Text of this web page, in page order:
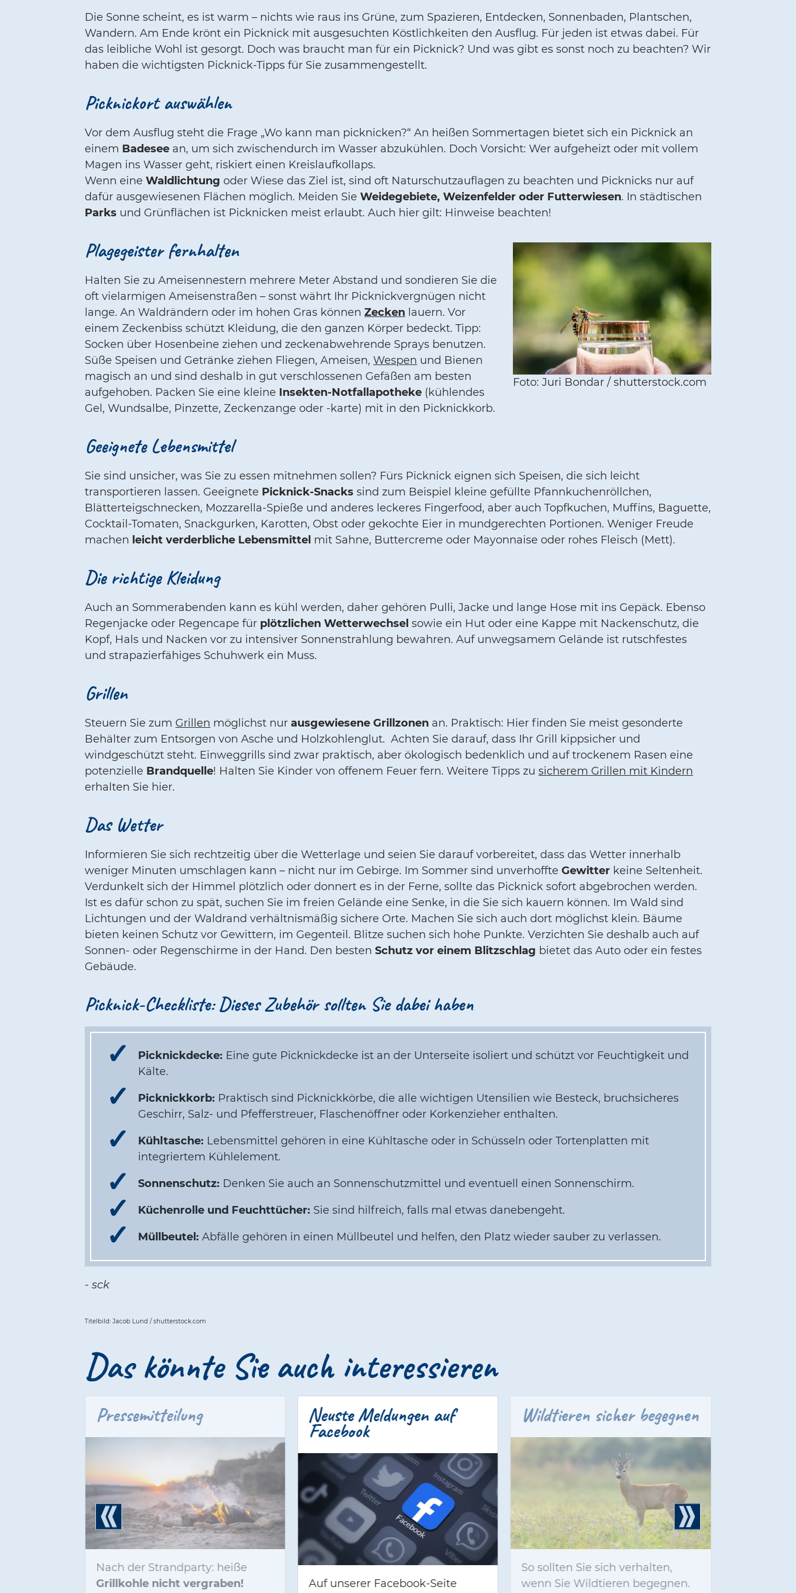
Die Sonne scheint, es ist warm – nichts wie raus ins Grüne, zum Spazieren, Entdecken, Sonnenbaden, Plantschen,
Wandern. Am Ende krönt ein Picknick mit ausgesuchten Köstlichkeiten den Ausflug. Für jeden ist etwas dabei. Für
das leibliche Wohl ist gesorgt. Doch was braucht man für ein Picknick? Und was gibt es sonst noch zu beachten? Wir
haben die wichtigsten Picknick-Tipps für Sie zusammengestellt.
Picknickort auswählen
Vor dem Ausflug steht die Frage „Wo kann man picknicken?“ An heißen Sommertagen bietet sich ein Picknick an
einem Badesee an, um sich zwischendurch im Wasser abzukühlen. Doch Vorsicht: Wer aufgeheizt oder mit vollem
Magen ins Wasser geht, riskiert einen Kreislaufkollaps.
Wenn eineWaldlichtungoder Wiese das Ziel ist, sind oft Naturschutzauflagen zu beachten und Picknicks nur auf
dafür ausgewiesenen Flächen möglich. Meiden Sie Weidegebiete, Weizenfelder oder Futterwiesen. In städtischen
Parks und Grünflächen ist Picknicken meist erlaubt. Auch hier gilt: Hinweise beachten!
Plagegeister fernhalten
Halten Sie zu Ameisennestern mehrere Meter Abstand und sondieren Sie die
oft vielarmigen Ameisenstraßen – sonst währt Ihr Picknickvergnügen nicht
lange. An Waldrändern oder im hohen Gras könnenZecken lauern. Vor
einem Zeckenbiss schützt Kleidung, die den ganzen Körper bedeckt. Tipp:
Socken über Hosenbeine ziehen und zeckenabwehrende Sprays benutzen.
Süße Speisen und Getränke ziehen Fliegen, Ameisen,Wespen und Bienen
magisch an und sind deshalb in gut verschlossenen Gefäßen am besten
aufgehoben. Packen Sie eine kleine Insekten-Notfallapotheke (kühlendes
Gel, Wundsalbe, Pinzette, Zeckenzange oder -karte) mit in den Picknickkorb.
Foto: Juri Bondar / shutterstock.com
Geeignete Lebensmittel
Sie sind unsicher, was Sie zu essen mitnehmen sollen? Fürs Picknick eignen sich Speisen, die sich leicht
transportieren lassen. Geeignete Picknick-Snacks sind zum Beispiel kleine gefüllte Pfannkuchenröllchen,
Blätterteigschnecken, Mozzarella-Spieße und anderes leckeres Fingerfood, aber auch Topfkuchen, Muffins, Baguette,
Cocktail-Tomaten, Snackgurken, Karotten, Obst oder gekochte Eier in mundgerechten Portionen. Weniger Freude
machen leicht verderbliche Lebensmittel mit Sahne, Buttercreme oder Mayonnaise oder rohes Fleisch (Mett).
Die richtige Kleidung
Auch an Sommerabenden kann es kühl werden, daher gehören Pulli, Jacke und lange Hose mit ins Gepäck. Ebenso
Regenjacke oder Regencape für plötzlichen Wetterwechsel sowie ein Hut oder eine Kappe mit Nackenschutz, die
Kopf, Hals und Nacken vor zu intensiver Sonnenstrahlung bewahren. Auf unwegsamem Gelände ist rutschfestes
und strapazierfähiges Schuhwerk ein Muss.
Grillen
Steuern Sie zum Grillen möglichst nurausgewiesene Grillzonen an. Praktisch: Hier finden Sie meist gesonderte
Behälter zum Entsorgen von Asche und Holzkohlenglut. Achten Sie darauf, dass Ihr Grill kippsicher und
windgeschützt steht. Einweggrills sind zwar praktisch, aber ökologisch bedenklich und auf trockenem Rasen eine
potenzielle Brandquelle! Halten Sie Kinder von offenem Feuer fern. Weitere Tipps zusicherem Grillen mit Kindern
erhalten Sie hier.
Das Wetter
Informieren Sie sich rechtzeitig über die Wetterlage und seien Sie darauf vorbereitet, dass das Wetter innerhalb
weniger Minuten umschlagen kann – nicht nur im Gebirge. Im Sommer sind unverhoffteGewitter keine Seltenheit.
Verdunkelt sich der Himmel plötzlich oder donnert es in der Ferne, sollte das Picknick sofort abgebrochen werden.
Ist es dafür schon zu spät, suchen Sie im freien Gelände eine Senke, in die Sie sich kauern können. Im Wald sind
Lichtungen und der Waldrand verhältnismäßig sichere Orte. Machen Sie sich auch dort möglichst klein. Bäume
bieten keinen Schutz vor Gewittern, im Gegenteil. Blitze suchen sich hohe Punkte. Verzichten Sie deshalb auch auf
Sonnen- oder Regenschirme in der Hand. Den bestenSchutz vor einem Blitzschlag bietet das Auto oder ein festes
Gebäude.
Picknick-Checkliste: Dieses Zubehör sollten Sie dabei haben
Picknickdecke: Eine gute Picknickdecke ist an der Unterseite isoliert und schützt vor Feuchtigkeit und
Kälte.
Picknickkorb: Praktisch sind Picknickkörbe, die alle wichtigen Utensilien wie Besteck, bruchsicheres
Geschirr, Salz- und Pfefferstreuer, Flaschenöffner oder Korkenzieher enthalten.
Kühltasche: Lebensmittel gehören in eine Kühltasche oder in Schüsseln oder Tortenplatten mit
integriertem Kühlelement.
Sonnenschutz: Denken Sie auch an Sonnenschutzmittel und eventuell einen Sonnenschirm.
Küchenrolle und Feuchttücher: Sie sind hilfreich, falls mal etwas danebengeht.
Müllbeutel: Abfälle gehören in einen Müllbeutel und helfen, den Platz wieder sauber zu verlassen.
- sck
Titelbild: Jacob Lund / shutterstock.com
Das könnte Sie auch interessieren
Pressemitteilung
Nach der Strandparty: heiße
Grillkohle nicht vergraben!
Neuste Meldungen auf
Facebook
Auf unserer Facebook-Seite
Wildtieren sicher begegnen
So sollten Sie sich verhalten,
wenn Sie Wildtieren begegnen.